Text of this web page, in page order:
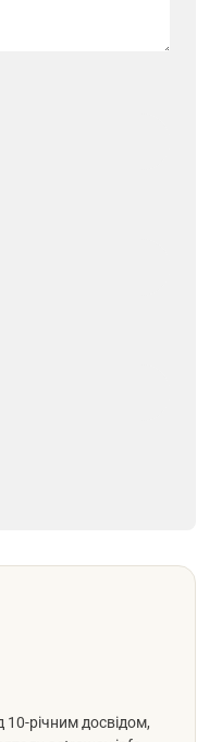
10-річним досвідом,